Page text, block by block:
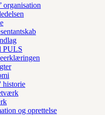
organisation
PULS
historie
og oprettelse